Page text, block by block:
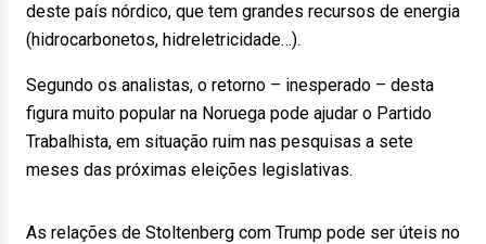
deste país nórdico, que tem grandes recursos de energia
(hidrocarbonetos, hidreletricidade…).
Segundo os analistas, o retorno – inesperado – desta
figura muito popular na Noruega pode ajudar o Partido
Trabalhista, em situação ruim nas pesquisas a sete
meses das próximas eleições legislativas.
As relações de Stoltenberg com Trump pode ser úteis no